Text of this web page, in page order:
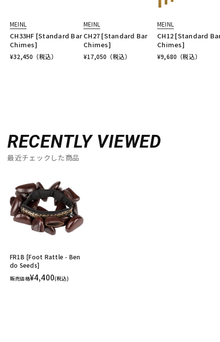
MEINL
CH33HF [Standard Bar
Chimes]
¥32,450 （税込）
MEINL
CH27 [Standard Bar
Chimes]
¥17,050 （税込）
MEINL
CH12 [Standard
Chimes]
¥9,680 （税込）
RECENTLY VIEWED
最近チェックした商品
FR1B [Foot Rattle - Ben
do Seeds]
販売価格¥4,400(税込)